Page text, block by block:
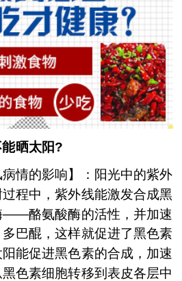
晒太阳?
的影响】：阳光中的紫外
程中，紫外线能激发合成黑
——酪氨酸酶的活性，并加速
巴醌，这样就促进了黑色素
能促进黑色素的合成，加速
色素细胞转移到表皮各层中